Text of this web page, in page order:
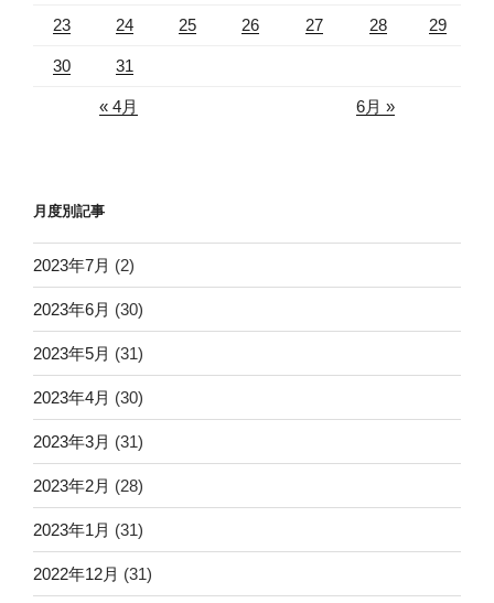
23 24 25 26 27 28 29
30 31
« 4月 6月 »
月度別記事
2023年7月 (2)
2023年6月 (30)
2023年5月 (31)
2023年4月 (30)
2023年3月 (31)
2023年2月 (28)
2023年1月 (31)
2022年12月 (31)